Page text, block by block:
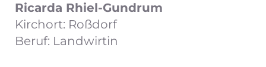
Ricarda Rhiel-Gundrum
Kirchort: Roßdorf
Beruf: Landwirtin